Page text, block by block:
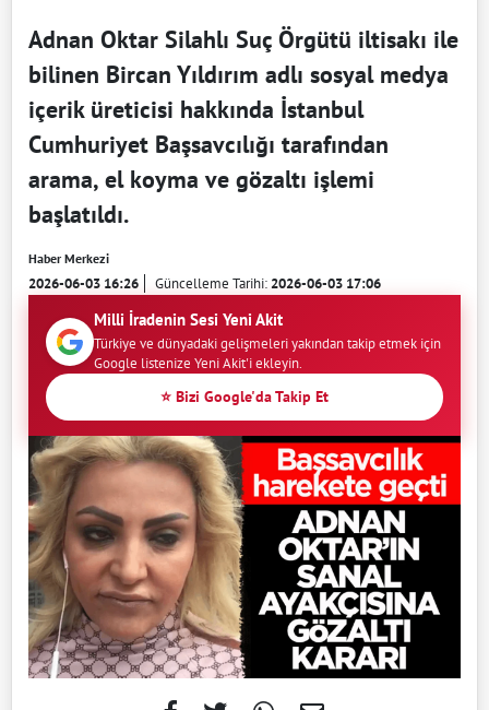
Adnan Oktar Silahlı Suç Örgütü iltisakı ile
bilinen Bircan Yıldırım adlı sosyal medya
içerik üreticisi hakkında İstanbul
Cumhuriyet Başsavcılığı tarafından
arama, el koyma ve gözaltı işlemi
başlatıldı.
Haber Merkezi
2026-06-03 16:26 Güncelleme Tarihi:2026-06-03 17:06
Milli İradenin Sesi Yeni Akit
Türkiye ve dünyadaki gelişmeleri yakından takip etmek için
Google listenize Yeni Akit'i ekleyin.
⭐ Bizi Google'da Takip Et